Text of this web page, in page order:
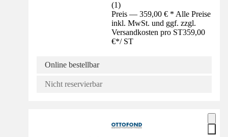
(1)
Preis — 359,00 € * Alle Preise
inkl. MwSt. und ggf. zzgl.
Versandkosten pro ST359,00
€*/ ST
Online bestellbar
Nicht reservierbar